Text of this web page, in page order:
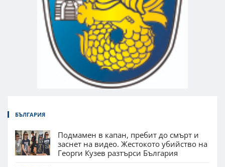
БЪЛГАРИЯ
Подмамен в капан, пребит до смърт и
заснет на видео. Жестокото убийство на
Георги Кузев разтърси България